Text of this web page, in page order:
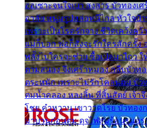
ออเซาะจนใจเบา สงสาร บัวทองเ
อาลัย หนุ่มรูปหล่อหนีไกล หัวใจบัว
เพราะเป็นโรครักจาง ชีวิตเคว้งคว้
แม่ก็บอก พ่อก็สั่งจะรักใครสักครั้ง
พลั้งไปใครจะช่วย ซื้อเปลมาไกว
ตามสนอง จึงเศร้าหมอง กลีบบัวท
ตระหนัก เพราะไม่รักโคลนตม บัว
ตมน้ำคลอง หลงลิ้น ที่สิ้นสัตย์ เจ้า
โชย คำหวาน เขาวาดโรย บัวทอง
มาบานก่อนตูม ดุจไฟสุมร้อนรุมอุร